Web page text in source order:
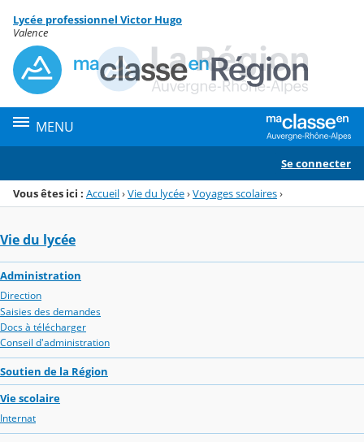
Menu de la rubrique
Contenu
Lycée professionnel Victor Hugo
Valence
MENU
Se connecter
Vous êtes ici : Accueil›Vie du lycée›Voyages scolaires›
Vie du lycée
Administration
Direction
Saisies des demandes
Docs à télécharger
Conseil d'administration
Soutien de la Région
Vie scolaire
Internat